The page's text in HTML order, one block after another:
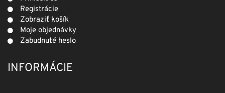
Registrácie
Zobraziť košík
Moje objednávky
Zabudnuté heslo
INFORMÁCIE